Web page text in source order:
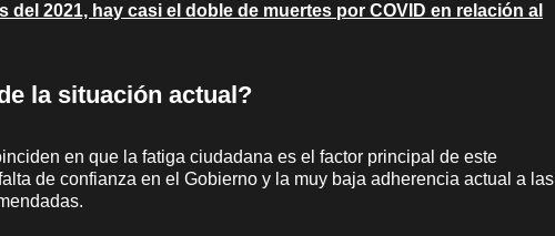
del 2021, hay casi el doble de muertes por COVID en relación al
la situación actual?
en que la fatiga ciudadana es el factor principal de este
de confianza en el Gobierno y la muy baja adherencia actual a las